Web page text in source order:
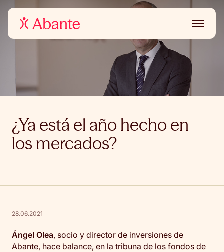
¿Ya está el año hecho en
los mercados?
28.06.2021
Ángel Olea, socio y director de inversiones de
Abante, hace balance, en la tribuna de los fondos de